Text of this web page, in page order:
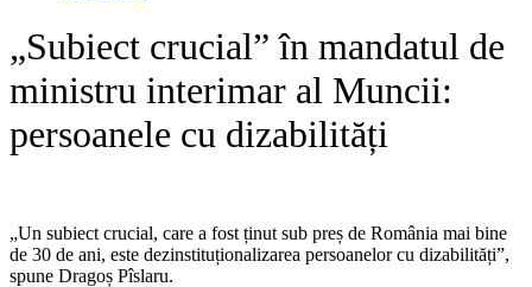
„Subiect crucial” în mandatul de
ministru interimar al Muncii:
persoanele cu dizabilități
„Un subiect crucial, care a fost ținut sub preș de România mai bine
de 30 de ani, este dezinstituționalizarea persoanelor cu dizabilități”,
spune Dragoș Pîslaru.